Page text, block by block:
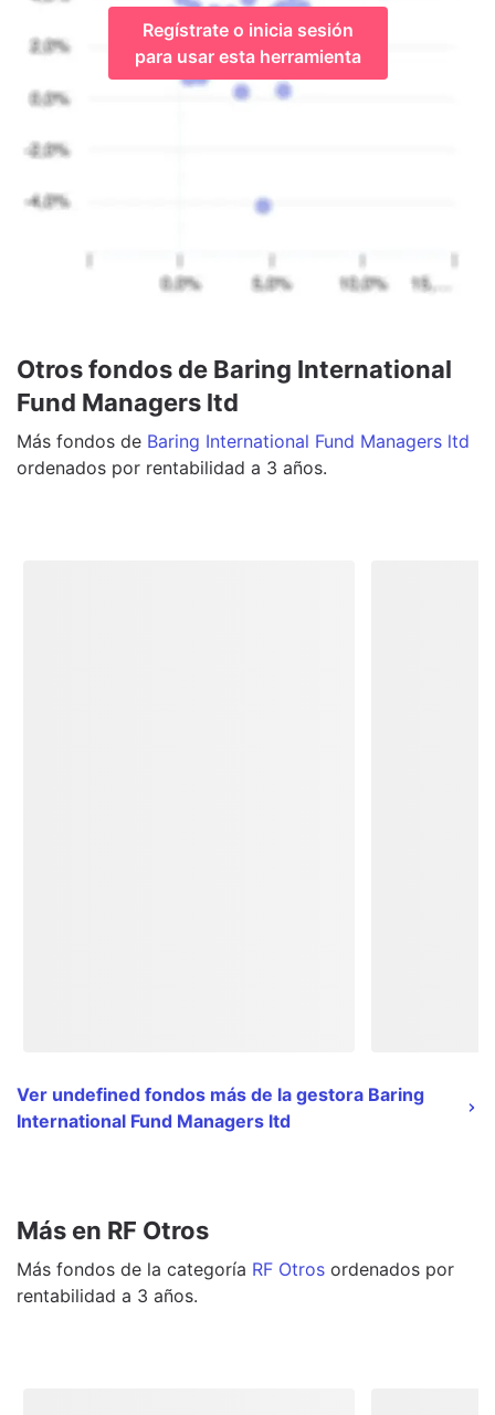
Regístrate o inicia sesión
para usar esta herramienta
Otros fondos de Baring International
Fund Managers ltd
Más fondos de Baring International Fund Managers ltd
ordenados por rentabilidad a 3 años.
Ver undefined fondos más de la gestora Baring
International Fund Managers ltd
Más en RF Otros
Más fondos de la categoría RF Otros ordenados por
rentabilidad a 3 años.